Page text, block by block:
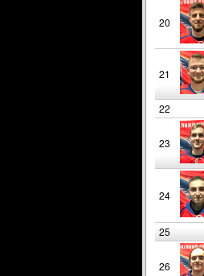
20
21
22
23
24
25
26